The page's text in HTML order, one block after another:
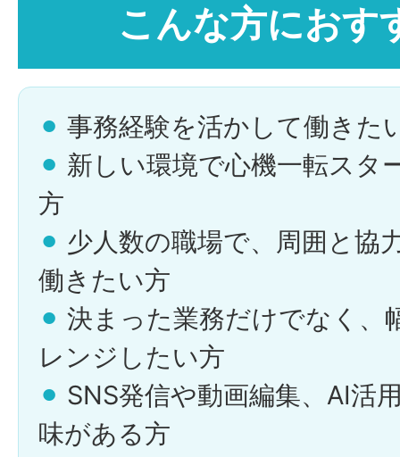
こんな方におす
⚫︎ 事務経験を活かして働きた
⚫︎ 新しい環境で心機一転スタ
方
⚫︎ 少人数の職場で、周囲と協
働きたい方
⚫︎ 決まった業務だけでなく、
レンジしたい方
⚫︎ SNS発信や動画編集、AI活
味がある方